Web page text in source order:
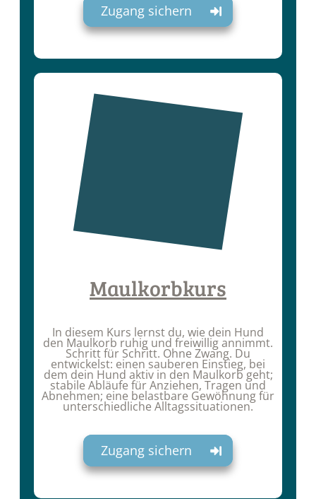
Zugang sichern
Maulkorbkurs
In diesem Kurs lernst du, wie dein Hund
den Maulkorb ruhig und freiwillig annimmt.
Schritt für Schritt. Ohne Zwang. Du
entwickelst: einen sauberen Einstieg, bei
dem dein Hund aktiv in den Maulkorb geht;
stabile Abläufe für Anziehen, Tragen und
Abnehmen; eine belastbare Gewöhnung für
unterschiedliche Alltagssituationen.
Zugang sichern